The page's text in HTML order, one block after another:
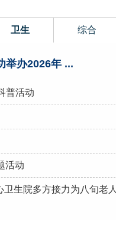
卫生 综合
办2026年 ...
普活动
活动
生院多方接力为八旬老人